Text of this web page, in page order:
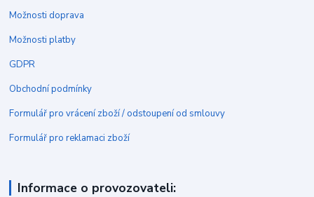
Možnosti doprava
Možnosti platby
GDPR
Obchodní podmínky
Formulář pro vrácení zboží / odstoupení od smlouvy
Formulář pro reklamaci zboží
Informace o provozovateli: